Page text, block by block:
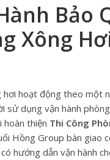
Bảo
Xông
hơi hoạt động theo một
sử dụng vận hành
hoàn thiện Thi Công
Hồng Group bàn giao
hướng dẫn vận hành